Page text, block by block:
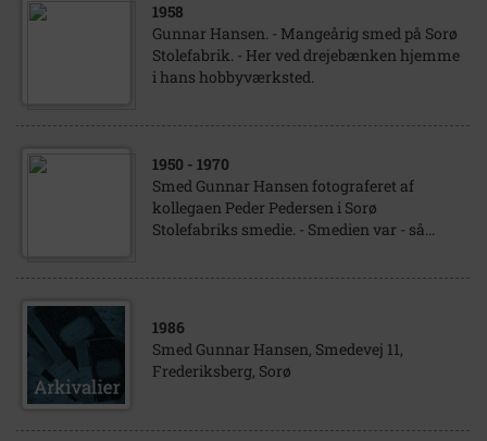
1958
Gunnar Hansen. - Mangeårig smed på Sorø
Stolefabrik. - Her ved drejebænken hjemme
i hans hobbyværksted.
1950 - 1970
Smed Gunnar Hansen fotograferet af
kollegaen Peder Pedersen i Sorø
Stolefabriks smedie. - Smedien var - så...
1986
Smed Gunnar Hansen, Smedevej 11,
Frederiksberg, Sorø